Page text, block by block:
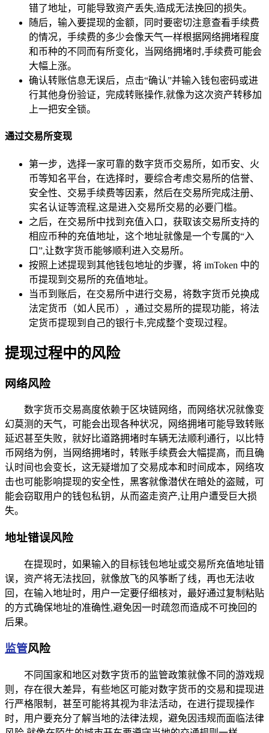
错了地址，可能导致资产丢失,造成无法挽回的损失。
随后，输入要提现的金额，同时要密切注意查看手续费
的情况，手续费的多少会像天气一样根据网络拥堵程度
和币种的不同而有所变化，当网络拥堵时,手续费可能会
大幅上涨。
确认转账信息无误后，点击“确认”并输入钱包密码或进
行其他身份验证，完成转账操作,就像为这次资产转移加
上一把安全锁。
通过交易所变现
第一步，选择一家可靠的数字货币交易所，如币安、火
币等知名平台，在选择时，要综合考虑交易所的信誉、
安全性、交易手续费等因素，然后在交易所完成注册、
实名认证等流程,这是进入交易所交易的必要门槛。
之后，在交易所中找到充值入口，获取该交易所支持的
相应币种的充值地址，这个地址就像是一个专属的“入
口”,让数字货币能够顺利进入交易所。
按照上述提现到其他钱包地址的步骤，将 imToken 中的
币提现到交易所的充值地址。
当币到账后，在交易所中进行交易，将数字货币兑换成
法定货币（如人民币），通过交易所的提现功能，将法
定货币提现到自己的银行卡,完成整个变现过程。
提现过程中的风险
网络风险
数字货币交易高度依赖于区块链网络，而网络状况就像变
幻莫测的天气，可能会出现各种状况，网络拥堵可能导致转账
延迟甚至失败，就好比道路拥堵时车辆无法顺利通行，以比特
币网络为例，当网络拥堵时，转账手续费会大幅提高，而且确
认时间也会变长，这无疑增加了交易成本和时间成本，网络攻
击也可能影响提现的安全性，黑客就像潜伏在暗处的盗贼，可
能会窃取用户的钱包私钥，从而盗走资产,让用户遭受巨大损
失。
地址错误风险
在提现时，如果输入的目标钱包地址或交易所充值地址错
误，资产将无法找回，就像放飞的风筝断了线，再也无法收
回，在输入地址时，用户一定要仔细核对，最好通过复制粘贴
的方式确保地址的准确性,避免因一时疏忽而造成不可挽回的
后果。
监管风险
不同国家和地区对数字货币的监管政策就像不同的游戏规
则，存在很大差异，有些地区可能对数字货币的交易和提现进
行严格限制，甚至可能将其视为非法活动，在进行提现操作
时，用户要充分了解当地的法律法规，避免因违规而面临法律